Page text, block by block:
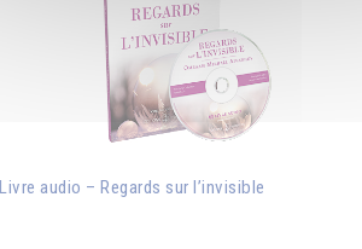
Livre audio – Regards sur l’invisible